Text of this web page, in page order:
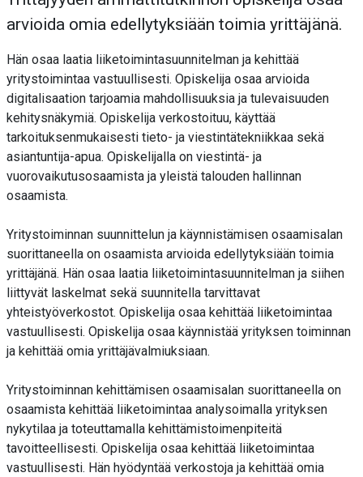
arvioida omia edellytyksiään toimia yrittäjänä.
Hän osaa laatia liiketoimintasuunnitelman ja kehittää
yritystoimintaa vastuullisesti. Opiskelija osaa arvioida
digitalisaation tarjoamia mahdollisuuksia ja tulevaisuuden
kehitysnäkymiä. Opiskelija verkostoituu, käyttää
tarkoituksenmukaisesti tieto- ja viestintätekniikkaa sekä
asiantuntija-apua. Opiskelijalla on viestintä- ja
vuorovaikutusosaamista ja yleistä talouden hallinnan
osaamista.
Yritystoiminnan suunnittelun ja käynnistämisen osaamisalan
suorittaneella on osaamista arvioida edellytyksiään toimia
yrittäjänä. Hän osaa laatia liiketoimintasuunnitelman ja siihen
liittyvät laskelmat sekä suunnitella tarvittavat
yhteistyöverkostot. Opiskelija osaa kehittää liiketoimintaa
vastuullisesti. Opiskelija osaa käynnistää yrityksen toiminnan
ja kehittää omia yrittäjävalmiuksiaan.
Yritystoiminnan kehittämisen osaamisalan suorittaneella on
osaamista kehittää liiketoimintaa analysoimalla yrityksen
nykytilaa ja toteuttamalla kehittämistoimenpiteitä
tavoitteellisesti. Opiskelija osaa kehittää liiketoimintaa
vastuullisesti. Hän hyödyntää verkostoja ja kehittää omia